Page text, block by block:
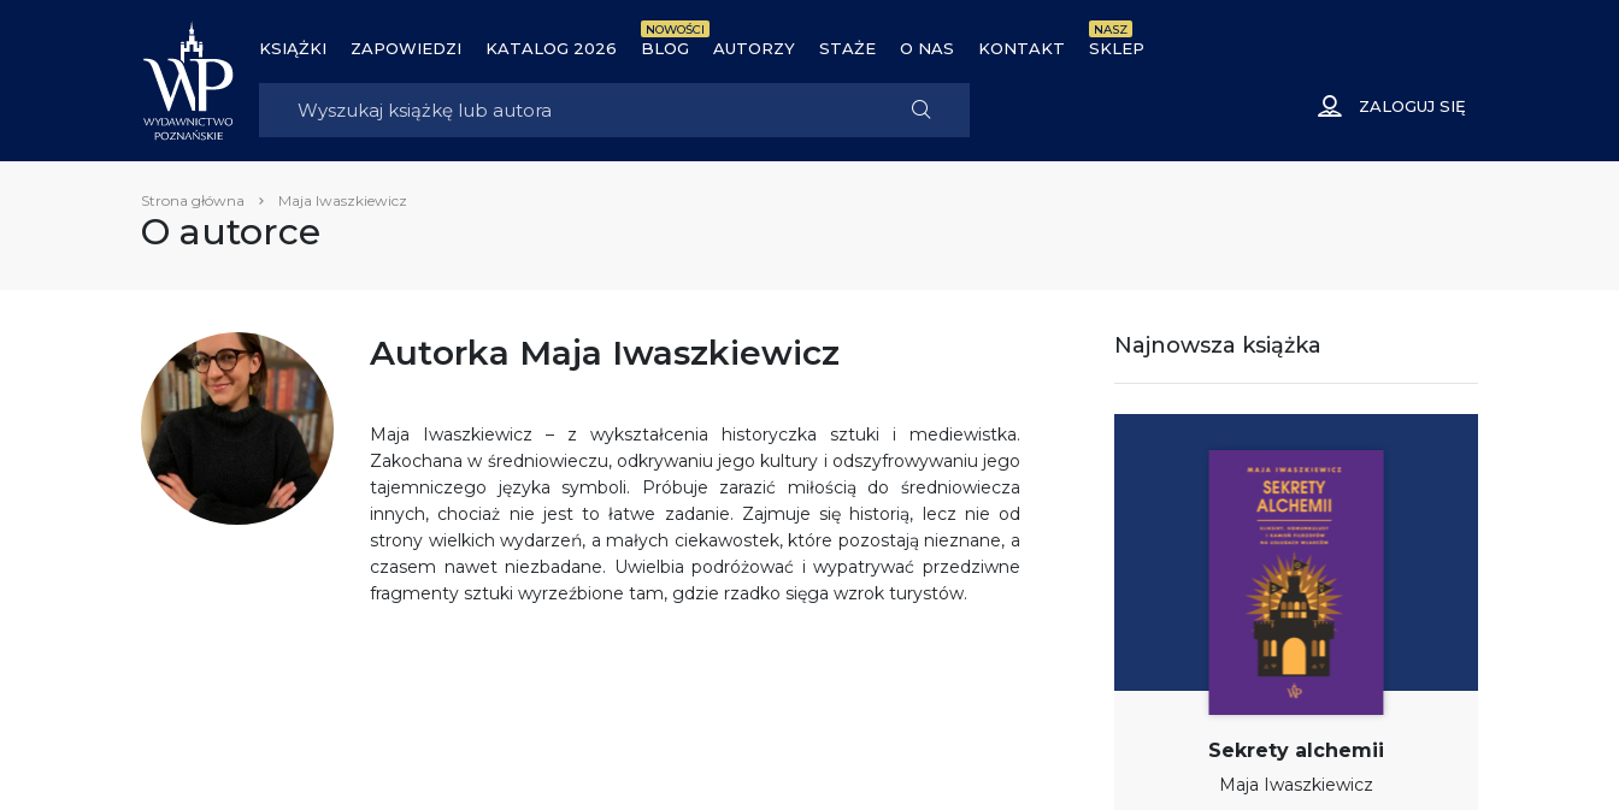
KSIĄŻKI ZAPOWIEDZI KATALOG 2026 BLOG
NOWOŚCI
AUTORZY STAŻE O NAS KONTAKT SKLEP
NASZ
ZALOGUJ SIĘ
Strona główna Maja Iwaszkiewicz
O autorce
Autorka Maja Iwaszkiewicz
Maja Iwaszkiewicz – z wykształcenia historyczka sztuki i mediewistka.
Zakochana w średniowieczu, odkrywaniu jego kultury i odszyfrowywaniu jego
tajemniczego języka symboli. Próbuje zarazić miłością do średniowiecza
innych, chociaż nie jest to łatwe zadanie. Zajmuje się historią, lecz nie od
strony wielkich wydarzeń, a małych ciekawostek, które pozostają nieznane, a
czasem nawet niezbadane. Uwielbia podróżować i wypatrywać przedziwne
fragmenty sztuki wyrzeźbione tam, gdzie rzadko sięga wzrok turystów.
Najnowsza książka
Sekrety alchemii
Maja Iwaszkiewicz